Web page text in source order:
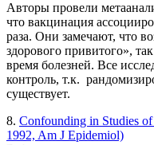
Авторы провели
что вакцинация
раза. Они замечают, что
здорового привитого»,
время болезней. Все
контроль, т.к.
существует.
8. Confounding in Studies
1992, Am J Epidemiol)